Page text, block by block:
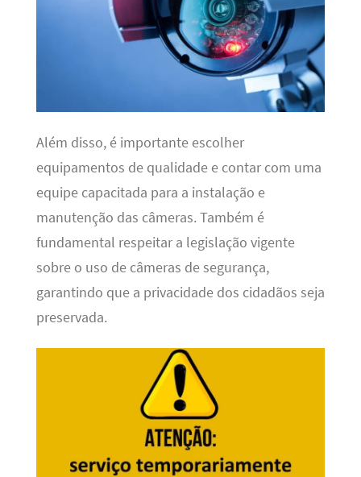
Além disso, é importante escolher
equipamentos de qualidade e contar com uma
equipe capacitada para a instalação e
manutenção das câmeras. Também é
fundamental respeitar a legislação vigente
sobre o uso de câmeras de segurança,
garantindo que a privacidade dos cidadãos seja
preservada.